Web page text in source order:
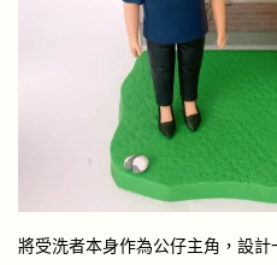
將受洗者本身作為公仔主角，設計